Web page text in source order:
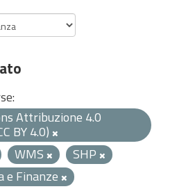
Attribuzione 4.0
BY 4.0)
WMS
SHP
e Finanze